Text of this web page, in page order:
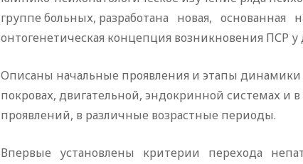
группе больных, разработана новая,
онтогенетическая концепция возникновения ПСР у
Описаны начальные проявления и этапы
покровах, двигательной, эндокринной системах и
проявлений, в различные возрастные периоды.
Впервые установлены критерии перехода